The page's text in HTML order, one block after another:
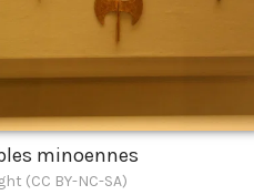
minoennes
(CC BY-NC-SA)